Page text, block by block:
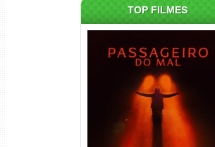
TOP FILMES
Passageiro do Mal Torrent
(2026) WEB-DL 1080p